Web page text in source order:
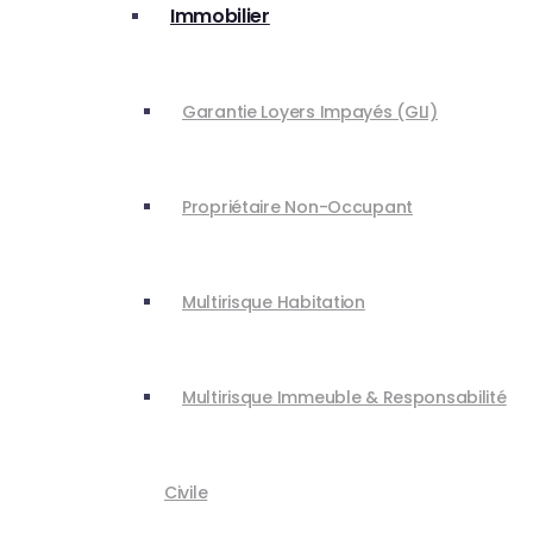
Immobilier
Garantie Loyers Impayés (GLI)
Propriétaire Non-Occupant
Multirisque Habitation
Multirisque Immeuble & Responsabilité
Civile